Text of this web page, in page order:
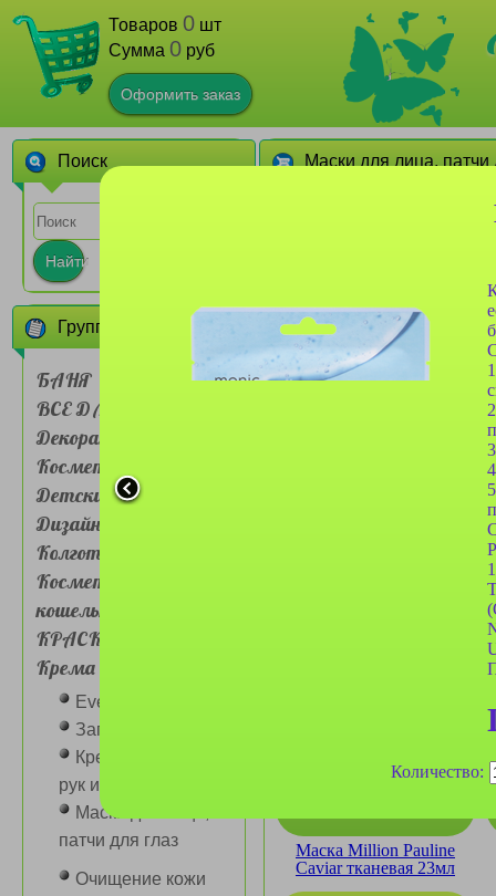
Количество:
Товаров 0 шт
Сумма 0 руб
Оформить заказ
Поиск
Найти
Группы товаров
БАНЯ
ВСЕ ДЛЯ ДОМА
Декоративная
Косметика
Детские товары
Дизайн для ногтей
Колготки, носочки
Косметички, сумочки,
кошельки
КРАСКА ДЛЯ ВОЛОС
Крема для лица и глаз
Eveline крема
Загарная серия
Крема для лица,
рук и ног разные
Маски для лица,
патчи для глаз
Очищение кожи
Маски для лица, патчи
Маска Million Pauline
Caviar тканевая 23мл